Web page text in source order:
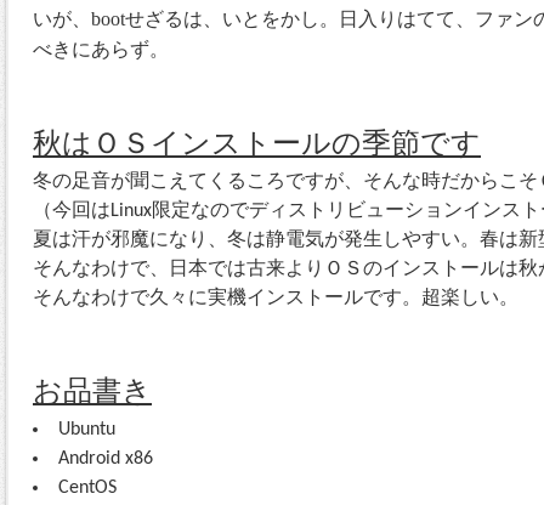
いが、bootせざるは、いとをかし。日入りはてて、ファ
べきにあらず。
秋はＯＳインストールの季節です
冬の足音が聞こえてくるころですが、そんな時だからこ
（今回はLinux限定なのでディストリビューションインス
夏は汗が邪魔になり、冬は静電気が発生しやすい。春は
そんなわけで、日本では古来よりＯＳのインストールは
そんなわけで久々に実機インストールです。超楽しい。
お品書き
Ubuntu
Android x86
CentOS